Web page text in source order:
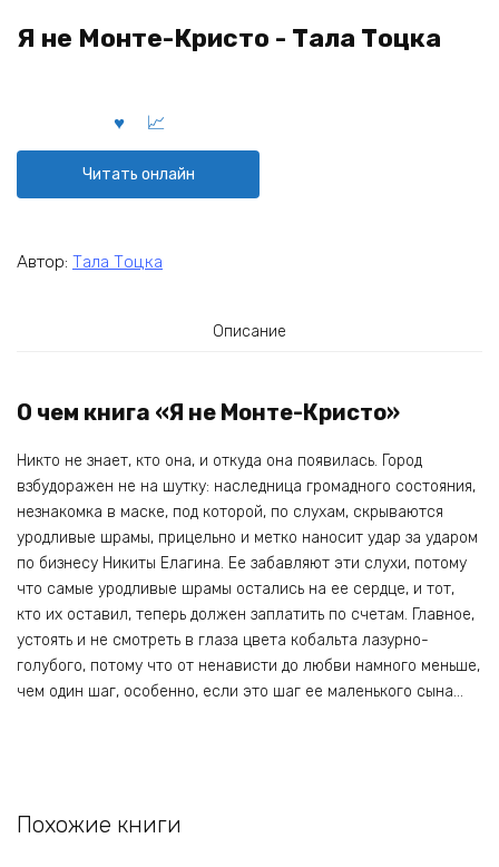
Я не Монте-Кристо - Тала Тоцка
Читать онлайн
Автор: Тала Тоцка
Описание
О чем книга «Я не Монте-Кристо»
Никто не знает, кто она, и откуда она появилась. Город
взбудоражен не на шутку: наследница громадного состояния,
незнакомка в маске, под которой, по слухам, скрываются
уродливые шрамы, прицельно и метко наносит удар за ударом
по бизнесу Никиты Елагина. Ее забавляют эти слухи, потому
что самые уродливые шрамы остались на ее сердце, и тот,
кто их оставил, теперь должен заплатить по счетам. Главное,
устоять и не смотреть в глаза цвета кобальта лазурно-
голубого, потому что от ненависти до любви намного меньше,
чем один шаг, особенно, если это шаг ее маленького сына…
Похожие книги